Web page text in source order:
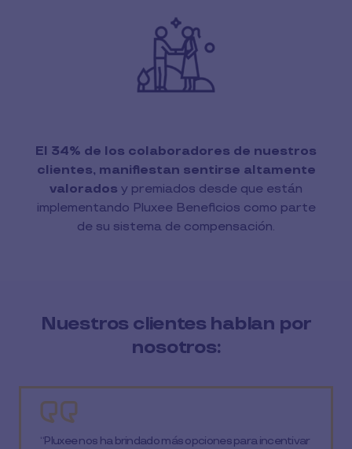
El 34% de los colaboradores de nuestros
clientes, manifiestan sentirse altamente
valorados y premiados desde que están
implementando Pluxee Beneficios como parte
de su sistema de compensación.
Nuestros clientes hablan por
nosotros:
“Pluxee nos ha brindado más opciones para incentivar